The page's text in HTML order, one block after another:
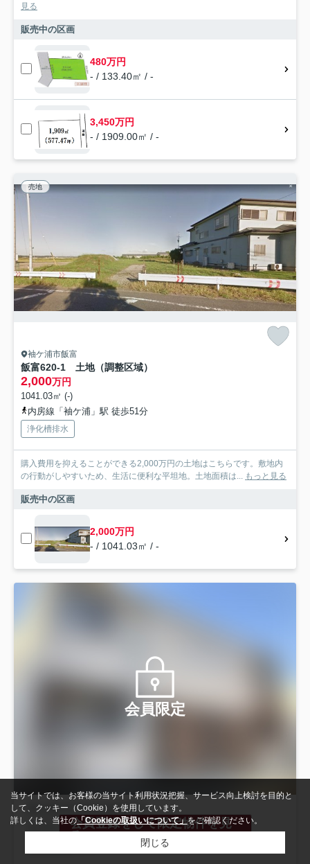
見る
販売中の区画
480万円
- / 133.40㎡ / -
3,450万円
- / 1909.00㎡ / -
売地
袖ケ浦市飯富
飯富620-1 土地（調整区域）
2,000万円
1041.03㎡ (-)
内房線「袖ケ浦」駅 徒歩51分
浄化槽排水
購入費用を抑えることができる2,000万円の土地はこちらです。敷地内
の行動がしやすいため、生活に便利な平坦地。土地面積は...
もっと見る
販売中の区画
2,000万円
- / 1041.03㎡ / -
会員限定
会員登録をして限定物件を見
る
当サイトでは、お客様の当サイト利用状況把握、サービス向上検討を目的と
して、クッキー（Cookie）を使用しています。
詳しくは、当社の「Cookieの取扱いについて」をご確認ください。
閉じる